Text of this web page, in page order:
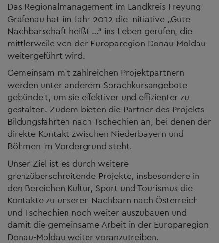
Das Regionalmanagement im Landkreis Freyung-
Grafenau hat im Jahr 2012 die Initiative „Gute
Nachbarschaft heißt …“ ins Leben gerufen, die
mittlerweile von der Europaregion Donau-Moldau
weitergeführt wird.
Gemeinsam mit zahlreichen Projektpartnern
werden unter anderem Sprachkursangebote
gebündelt, um sie effektiver und effizienter zu
gestalten. Zudem bieten die Partner des Projekts
Bildungsfahrten nach Tschechien an, bei denen der
direkte Kontakt zwischen Niederbayern und
Böhmen im Vordergrund steht.
Unser Ziel ist es durch weitere
grenzüberschreitende Projekte, insbesondere in
den Bereichen Kultur, Sport und Tourismus die
Kontakte zu unseren Nachbarn nach Österreich
und Tschechien noch weiter auszubauen und
damit die gemeinsame Arbeit in der Europaregion
Donau-Moldau weiter voranzutreiben.